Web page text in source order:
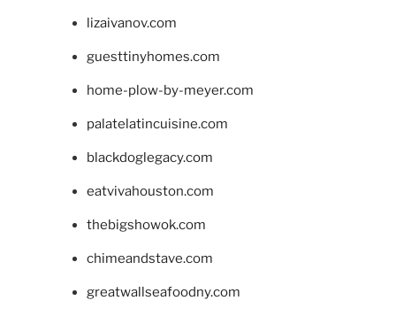
lizaivanov.com
guesttinyhomes.com
home-plow-by-meyer.com
palatelatincuisine.com
blackdoglegacy.com
eatvivahouston.com
thebigshowok.com
chimeandstave.com
greatwallseafoodny.com